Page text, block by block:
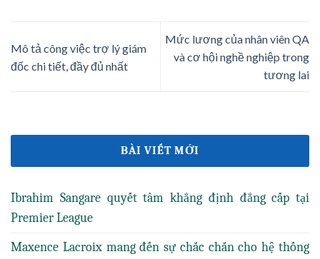
Mô tả công việc trợ lý giám
đốc chi tiết, đầy đủ nhất
Mức lương của nhân viên QA
và cơ hội nghề nghiệp trong
tương lai
BÀI VIẾT MỚI
Ibrahim Sangare quyết tâm khẳng định đẳng cấp tại
Premier League
Maxence Lacroix mang đến sự chắc chắn cho hệ thống